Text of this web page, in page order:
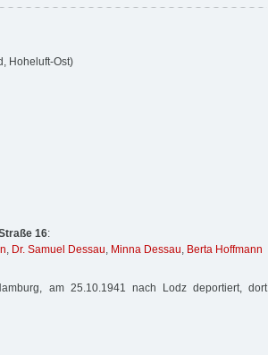
Hoheluft-Ost)
16:
, Dr. Samuel Dessau, Minna Dessau, Berta Hoffmann
am 25.10.1941 nach Lodz deportiert, dort